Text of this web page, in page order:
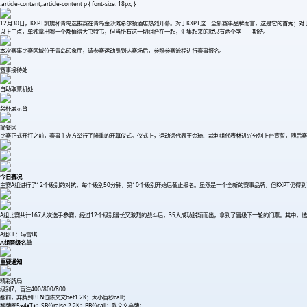
.article-content,.article-content p { font-size: 18px; }
12月30日，KXPT凯旋杯青岛选拔赛在青岛金沙滩希尔顿酒店热烈开幕。对于KXPT这一全新赛事品牌而言，这是它的首秀
以上三点，单独拿出哪一个都值得大书特书，但当所有这一切组合在一起，汇集起来的就只有两个字——期待。
本次赛事比赛区域位于青岛印象厅，请参赛运动员到达赛场后，参照参赛流程进行赛事报名。
赛事接待处
自助取票机处
奖杯展示台
简餐区
比赛正式开打之前，赛事主办方举行了隆重的开幕仪式。仪式上，运动远代表王金琦、裁判组代表林进兴分别上台宣誓，随
今日赛况
主赛A组进行了12个级别的对抗，每个级别50分钟，第10个级别开始后截止报名。虽然是一个全新的赛事品牌，但KXPT仍
A组比赛共计167人次选手参赛，经过12个级别漫长又激烈的战斗后，35人成功脱颖而出，拿到了晋级下一轮的门票。其中，
A组CL：冯雪琪
A组晋级名单
重要通知
精彩牌局
级别7，盲注400/800/800
翻前，弃牌到BTN位陈文文bet1.2K；大小盲秒call；
翻牌圈5♥4♦T♦；SB位raise 2.2K；BB位call；陈文文弃牌；